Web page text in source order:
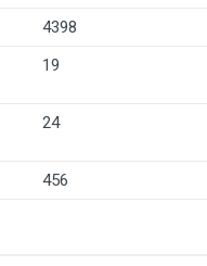
4398
19
24
456